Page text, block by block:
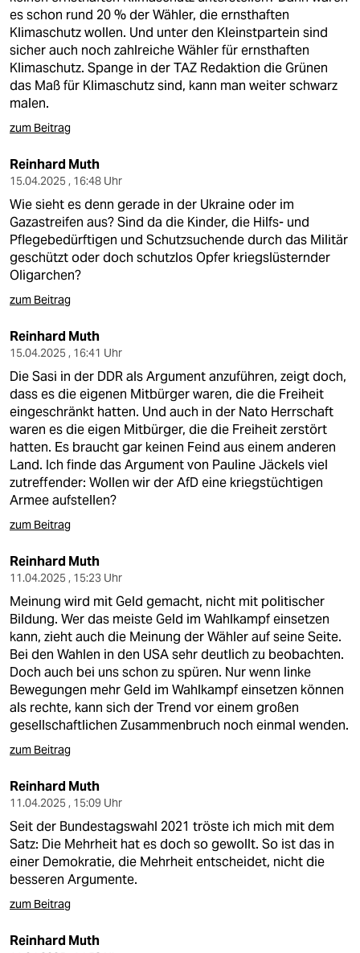
es schon rund 20 % der Wähler, die ernsthaften
Klimaschutz wollen. Und unter den Kleinstpartein sind
sicher auch noch zahlreiche Wähler für ernsthaften
Klimaschutz. Spange in der TAZ Redaktion die Grünen
das Maß für Klimaschutz sind, kann man weiter schwarz
malen.
zum Beitrag
Reinhard Muth
15.04.2025 , 16:48 Uhr
Wie sieht es denn gerade in der Ukraine oder im
Gazastreifen aus? Sind da die Kinder, die Hilfs- und
Pflegebedürftigen und Schutzsuchende durch das Militär
geschützt oder doch schutzlos Opfer kriegslüsternder
Oligarchen?
zum Beitrag
Reinhard Muth
15.04.2025 , 16:41 Uhr
Die Sasi in der DDR als Argument anzuführen, zeigt doch,
dass es die eigenen Mitbürger waren, die die Freiheit
eingeschränkt hatten. Und auch in der Nato Herrschaft
waren es die eigen Mitbürger, die die Freiheit zerstört
hatten. Es braucht gar keinen Feind aus einem anderen
Land. Ich finde das Argument von Pauline Jäckels viel
zutreffender: Wollen wir der AfD eine kriegstüchtigen
Armee aufstellen?
zum Beitrag
Reinhard Muth
11.04.2025 , 15:23 Uhr
Meinung wird mit Geld gemacht, nicht mit politischer
Bildung. Wer das meiste Geld im Wahlkampf einsetzen
kann, zieht auch die Meinung der Wähler auf seine Seite.
Bei den Wahlen in den USA sehr deutlich zu beobachten.
Doch auch bei uns schon zu spüren. Nur wenn linke
Bewegungen mehr Geld im Wahlkampf einsetzen können
als rechte, kann sich der Trend vor einem großen
gesellschaftlichen Zusammenbruch noch einmal wenden.
zum Beitrag
Reinhard Muth
11.04.2025 , 15:09 Uhr
Seit der Bundestagswahl 2021 tröste ich mich mit dem
Satz: Die Mehrheit hat es doch so gewollt. So ist das in
einer Demokratie, die Mehrheit entscheidet, nicht die
besseren Argumente.
zum Beitrag
Reinhard Muth